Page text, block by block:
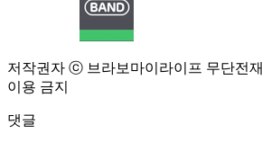
저작권자 ⓒ 브라보마이라이프 무단전
이용 금지
댓글